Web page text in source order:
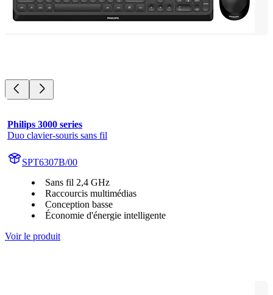
Philips 3000 series
Duo clavier-souris sans fil
SPT6307B/00
Sans fil 2,4 GHz
Raccourcis multimédias
Conception basse
Économie d'énergie intelligente
Voir le produit